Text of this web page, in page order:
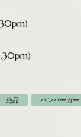
絶品 ハンバーガー